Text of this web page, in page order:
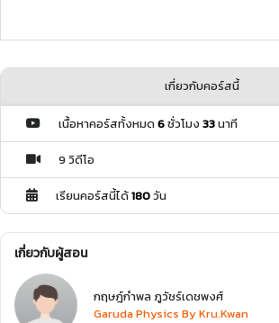
เกี่ยวกับคอร์สนี้
เนื้อหาคอร์สทั้งหมด6ชั่วโมง 33นาที
9 วิดีโอ
เรียนคอร์สนี้ได้180วัน
เกี่ยวกับผู้สอน
กฤษฎ์กำพล ภูวัชร์เดชพงศ์
Garuda Physics By Kru.Kwan